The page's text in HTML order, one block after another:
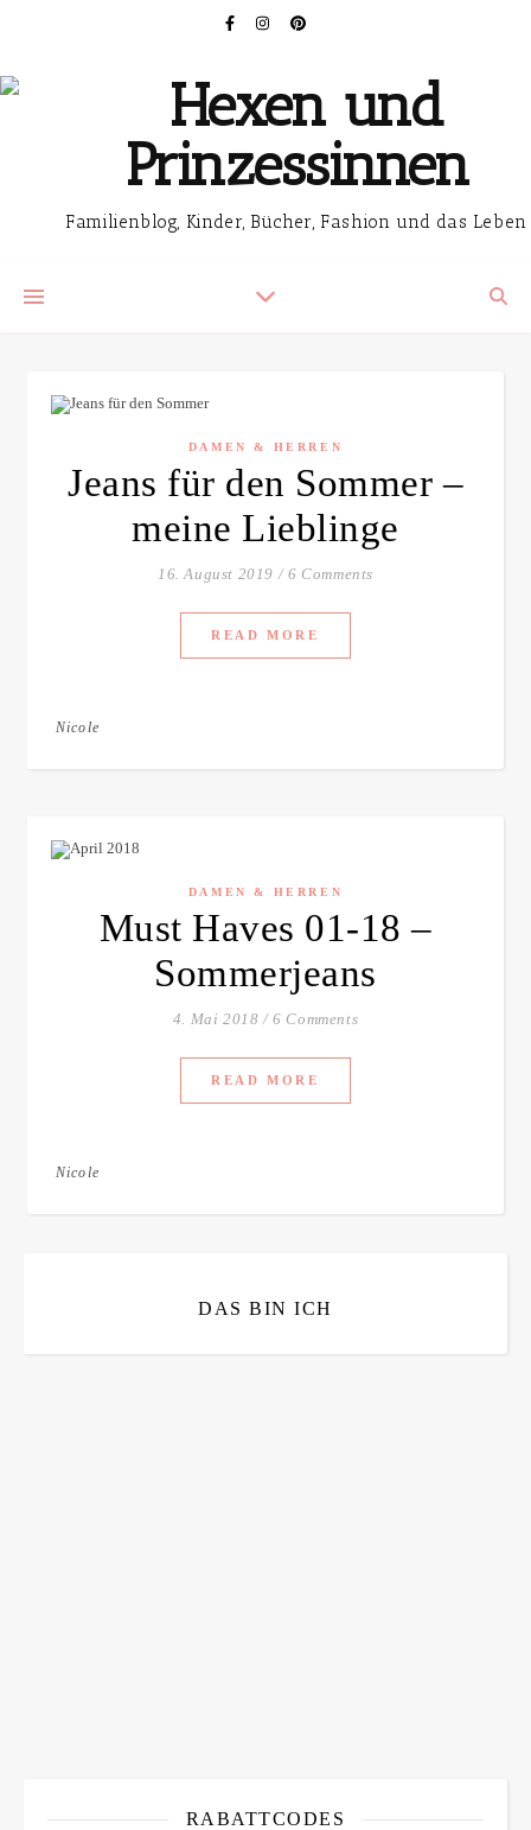
Familienblog, Kinder, Bücher, Fashion und das Leben
DAMEN & HERREN
Jeans für den Sommer –
meine Lieblinge
16. August 2019 / 6 Comments
READ MORE
Nicole
DAMEN & HERREN
Must Haves 01-18 –
Sommerjeans
4. Mai 2018 / 6 Comments
READ MORE
Nicole
DAS BIN ICH
RABATTCODES